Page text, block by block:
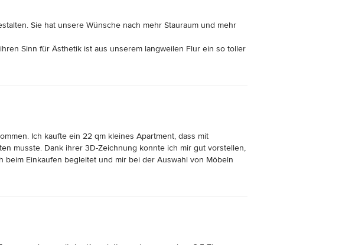
Sie hat unsere Wünsche nach mehr Stauraum und mehr
Sinn für Ästhetik ist aus unserem langweilen Flur ein so toller
einen Teppich, neue Vorhänge und eine wunderbare
entstanden. Unser nächstes Projekt wird unsere Küche sein.
für uns einfallen lassen wird.
Ich kaufte ein 22 qm kleines Apartment, dass mit
musste. Dank ihrer 3D-Zeichnung konnte ich mir gut vorstellen,
beim Einkaufen begleitet und mir bei der Auswahl von Möbeln
war ein weiterer Erfolg. Mir war wichtig, dass meine Wünsche
Ich kann sie als kompetente und zuverlässige